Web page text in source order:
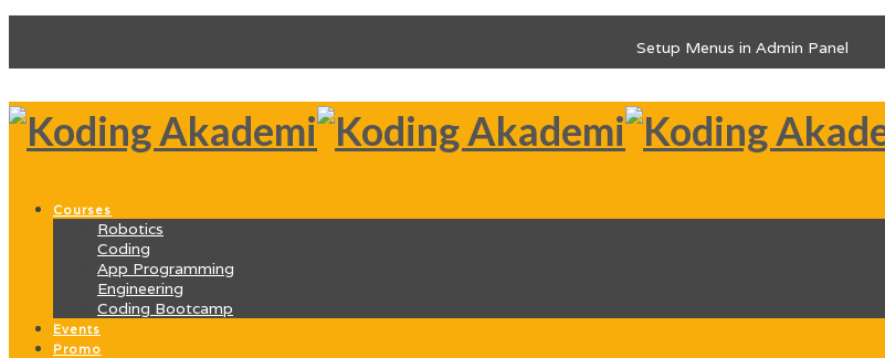
Setup Menus in Admin Panel
Courses
Robotics
Coding
App Programming
Engineering
Coding Bootcamp
Events
Promo